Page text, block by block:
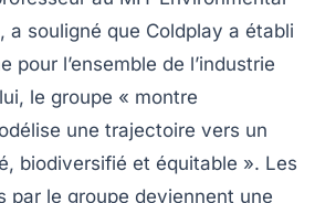
a souligné que Coldplay a établi
pour l’ensemble de l’industrie
le groupe « montre
une trajectoire vers un
biodiversifié et équitable ». Les
par le groupe deviennent une